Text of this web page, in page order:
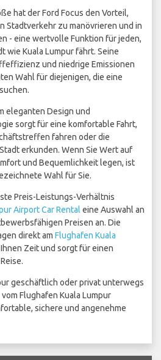
hat der Ford Focus den Vorteil,
Stadtverkehr zu manövrieren und in
- eine wertvolle Funktion für jeden,
wie Kuala Lumpur fährt. Seine
und niedrige Emissionen
Wahl für diejenigen, die eine
eleganten Design und
sorgt für eine komfortable Fahrt,
fahren oder die
erkunden. Wenn Sie Wert auf
und Bequemlichkeit legen, ist
Wahl für Sie.
Preis-Leistungs-Verhältnis
Airport Car Rental eine Auswahl an
Preisen an. Die
direkt am Flughafen Kuala
Zeit und sorgt für einen
geschäftlich oder privat unterwegs
Flughafen Kuala Lumpur
sichere und angenehme